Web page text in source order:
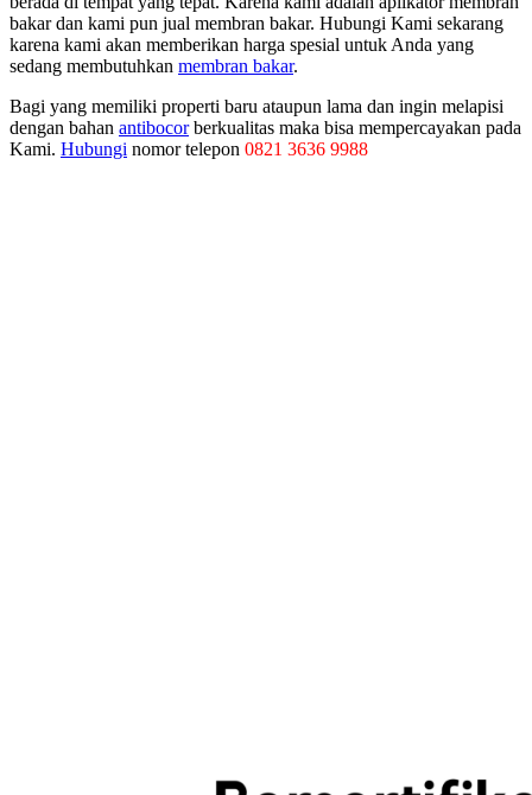
bakar dan kami pun jual membran bakar. Hubungi Kami sekarang
karena kami akan memberikan harga spesial untuk Anda yang
sedang membutuhkan membran bakar.
Bagi yang memiliki properti baru ataupun lama dan ingin melapisi
dengan bahan antibocorberkualitas maka bisa mempercayakan pada
Kami. Hubungi nomor telepon 0821 3636 9988